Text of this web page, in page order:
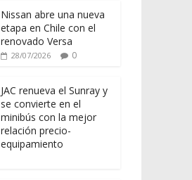
Nissan abre una nueva
etapa en Chile con el
renovado Versa
28/07/2026 0
JAC renueva el Sunray y
se convierte en el
minibús con la mejor
relación precio-
equipamiento